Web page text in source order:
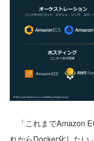
「これまでAmazon
れからDocker化したい